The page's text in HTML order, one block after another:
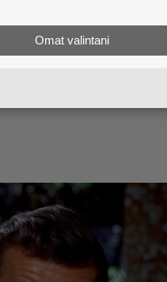
ja tiedät mistä
ja puheenaiheet
Omat valintani